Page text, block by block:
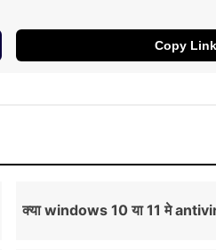
Copy Link
क्या windows 10 या 11 मे